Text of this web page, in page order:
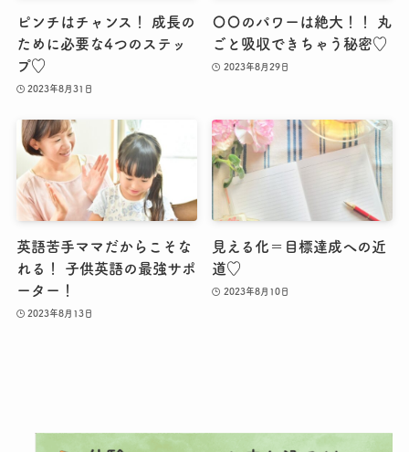
ピンチはチャンス！ 成長の
ために必要な4つのステッ
プ♡
2023年8月31日
〇〇のパワーは絶大！！ 丸
ごと吸収できちゃう秘密♡
2023年8月29日
英語苦手ママだからこそな
れる！ 子供英語の最強サポ
ーター！
2023年8月13日
見える化＝目標達成への近
道♡
2023年8月10日